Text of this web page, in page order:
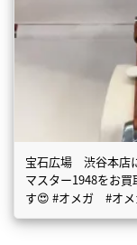
宝石広場 渋谷本店
マスター1948をお
す😍 #オメガ #オ